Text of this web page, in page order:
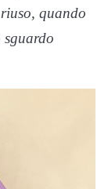
quando